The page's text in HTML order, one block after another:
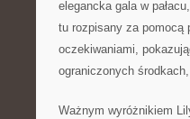
elegancka gala w
tu rozpisany za pomocą
oczekiwaniami,
ograniczonych
Ważnym wyróżnikiem